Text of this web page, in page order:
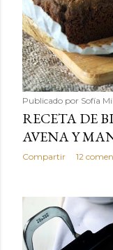
Publicado por Sofía
RECETA DE
AVENA Y
Compartir 12